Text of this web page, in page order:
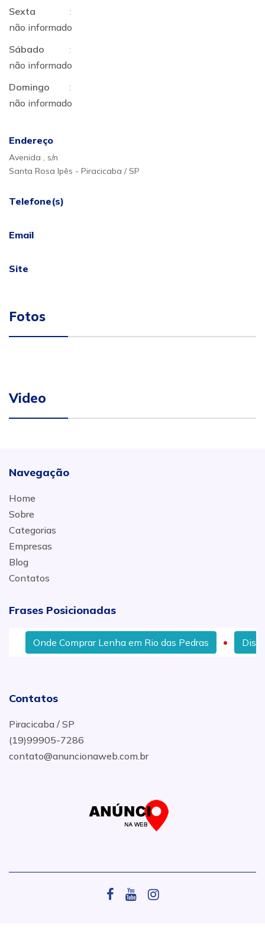
Sexta
:
não informado
Sábado
:
não informado
Domingo
:
não informado
Endereço
Avenida , s/n
Santa Rosa Ipês - Piracicaba / SP
Telefone(s)
Email
Site
Fotos
Video
Navegação
Home
Sobre
Categorias
Empresas
Blog
Contatos
Frases Posicionadas
Onde Comprar Lenha em Rio das Pedras
Contatos
Piracicaba / SP
(19)99905-7286
contato@anuncionaweb.com.br